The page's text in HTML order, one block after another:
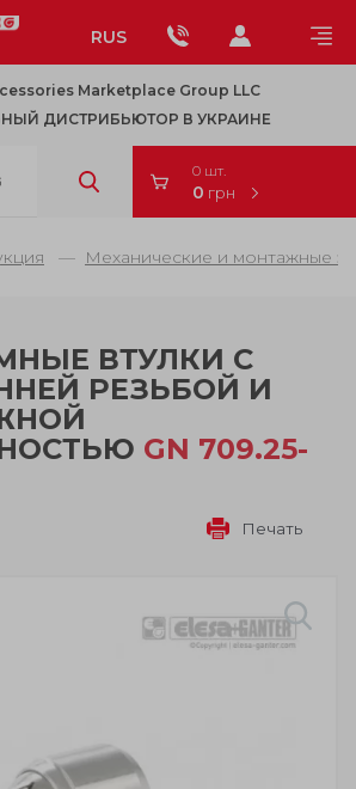
RUS
Marketplace Group LLC
ДИСТРИБЬЮТОР В УКРАИНЕ
0 шт.
0 грн
Механические и монтажные
ВТУЛКИ С
РЕЗЬБОЙ И
GN 709.25-
Печать